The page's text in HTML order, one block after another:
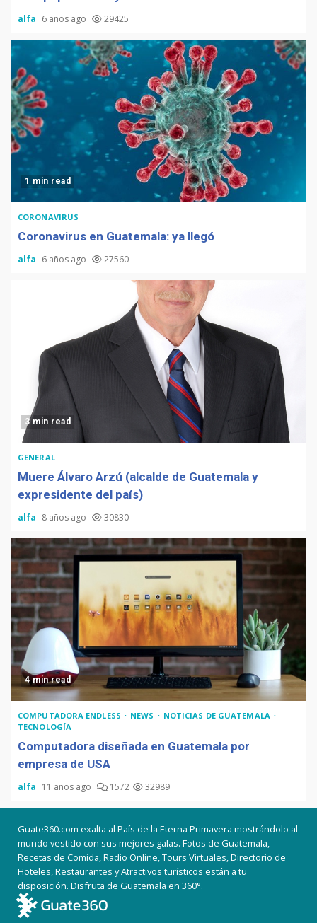
alfa 6 años ago 29425
1 min read
CORONAVIRUS
Coronavirus en Guatemala: ya llegó
alfa 6 años ago 27560
3 min read
GENERAL
Muere Álvaro Arzú (alcalde de Guatemala y
expresidente del país)
alfa 8 años ago 30830
4 min read
COMPUTADORA ENDLESS NEWS
NOTICIAS DE GUATEMALA
TECNOLOGÍA
Computadora diseñada en Guatemala por
empresa de USA
alfa 11 años ago 1572 32989
Guate360.com exalta al País de la Eterna Primavera mostrándolo al
mundo vestido con sus mejores galas. Fotos de Guatemala,
Recetas de Comida, Radio Online, Tours Virtuales, Directorio de
Hoteles, Restaurantes y Atractivos turísticos están a tu
disposición. Disfruta de Guatemala en 360°.